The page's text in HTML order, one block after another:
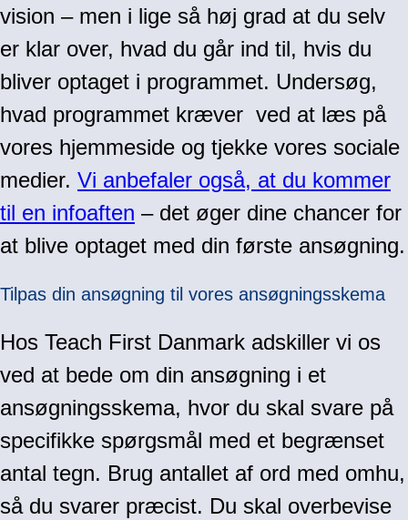
vision – men i lige så høj grad at du selv
er klar over, hvad du går ind til, hvis du
bliver optaget i programmet. Undersøg,
hvad programmet kræver ved at læs på
vores hjemmeside og tjekke vores sociale
medier. Vi anbefaler også, at du kommer
til en infoaften – det øger dine chancer for
at blive optaget med din første ansøgning.
Tilpas din ansøgning til vores ansøgningsskema
Hos Teach First Danmark adskiller vi os
ved at bede om din ansøgning i et
ansøgningsskema, hvor du skal svare på
specifikke spørgsmål med et begrænset
antal tegn. Brug antallet af ord med omhu,
så du svarer præcist. Du skal overbevise